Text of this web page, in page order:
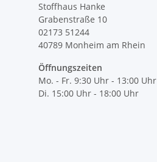
Stoffhaus Hanke
Grabenstraße 10
02173 51244
40789 Monheim am Rhein
Öffnungszeiten
Mo. - Fr. 9:30 Uhr - 13:00 Uhr
Di. 15:00 Uhr - 18:00 Uhr